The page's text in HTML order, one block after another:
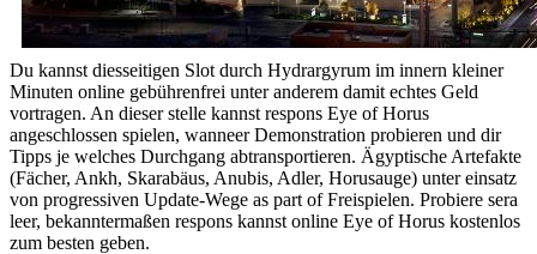
Du kannst diesseitigen Slot durch Hydrargyrum im innern kleiner
Minuten online gebührenfrei unter anderem damit echtes Geld
vortragen. An dieser stelle kannst respons Eye of Horus
angeschlossen spielen, wanneer Demonstration probieren und dir
Tipps je welches Durchgang abtransportieren. Ägyptische Artefakte
(Fächer, Ankh, Skarabäus, Anubis, Adler, Horusauge) unter einsatz
von progressiven Update-Wege as part of Freispielen. Probiere sera
leer, bekanntermaßen respons kannst online Eye of Horus kostenlos
zum besten geben.